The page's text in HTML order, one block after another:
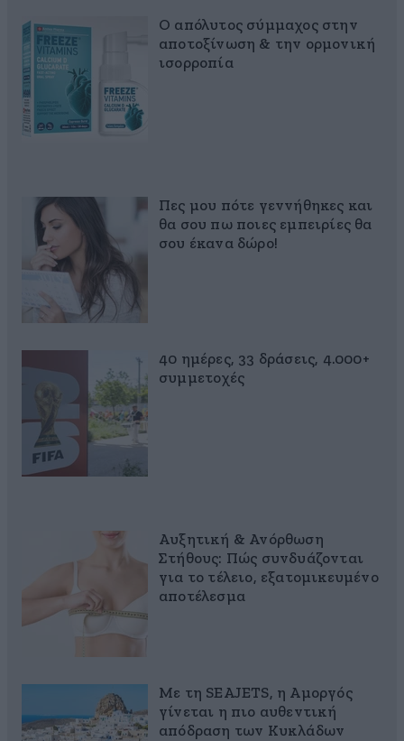
Ο απόλυτος σύμμαχος στην
αποτοξίνωση & την ορμονική
ισορροπία
Πες μου πότε γεννήθηκες και
θα σου πω ποιες εμπειρίες θα
σου έκανα δώρο!
40 ημέρες, 33 δράσεις, 4.000+
συμμετοχές
Αυξητική & Ανόρθωση
Στήθους: Πώς συνδυάζονται
για το τέλειο, εξατομικευμένο
αποτέλεσμα
Με τη SEAJETS, η Αμοργός
γίνεται η πιο αυθεντική
απόδραση των Κυκλάδων